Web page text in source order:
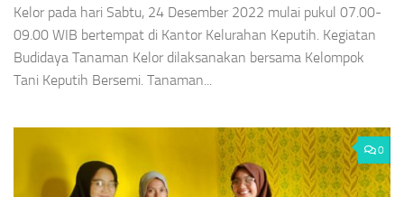
Kelor pada hari Sabtu, 24 Desember 2022 mulai pukul 07.00-
09.00 WIB bertempat di Kantor Kelurahan Keputih. Kegiatan
Budidaya Tanaman Kelor dilaksanakan bersama Kelompok
Tani Keputih Bersemi. Tanaman...
0